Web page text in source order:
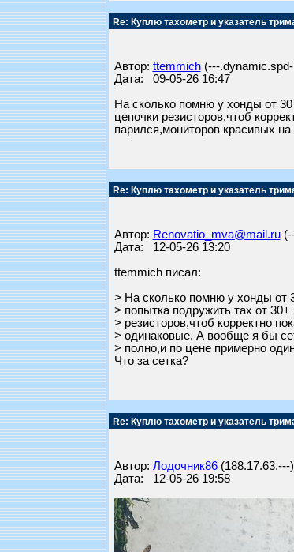
Re: Куплю тахометр и указатель
Автор: ttemmich(---
Дата: 09-05-26 16:47
На сколько помню у хонды от
цепочки резисторов,чтоб
парился,мониторов красивых
Re: Куплю тахометр и указатель
Автор: Renovatio_mva@mail.ru
Дата: 12-05-26 13:20
ttemmich писал:
> На сколько помню у хонды от
> попытка подружить тах от
> резисторов,чтоб корректно
> одинаковые. А вообще я бы
> полно,и по цене примерно
Что за сетка?
Re: Куплю тахометр и указатель
Автор: Лодочник86(188.17.63.---)
Дата: 12-05-26 19:58